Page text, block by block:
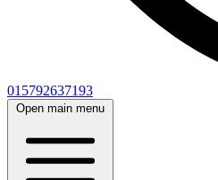
015792637193
Open main menu